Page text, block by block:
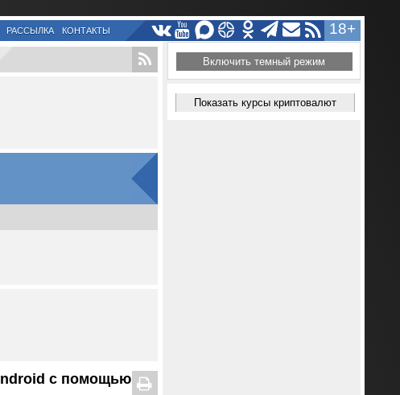
18+
РАССЫЛКА КОНТАКТЫ
с помощью
Включить темный режим
Показать курсы криптовалют